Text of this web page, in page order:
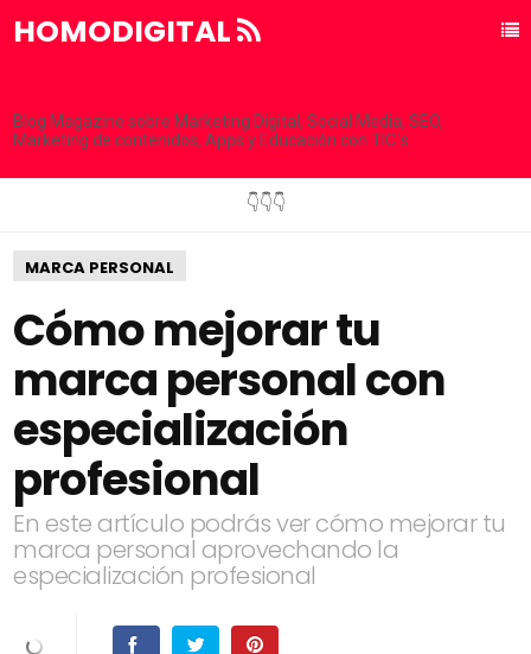
HOMODIGITAL
Blog Magazine sobre Marketing Digital, Social Media, SEO,
Marketing de contenidos, Apps y Educación con TIC´s
👇👇👇
MARCA PERSONAL
Cómo mejorar tu
marca personal con
especialización
profesional
En este artículo podrás ver cómo mejorar tu
marca personal aprovechando la
especialización profesional